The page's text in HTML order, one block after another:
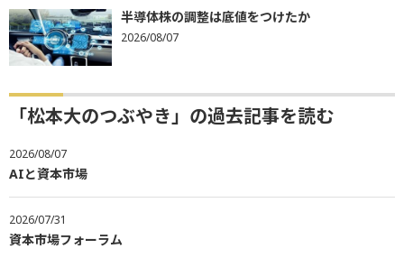
半導体株の調整は底値をつけたか
2026/08/07
「松本大のつぶやき」の過去記事を読む
2026/08/07
AIと資本市場
2026/07/31
資本市場フォーラム